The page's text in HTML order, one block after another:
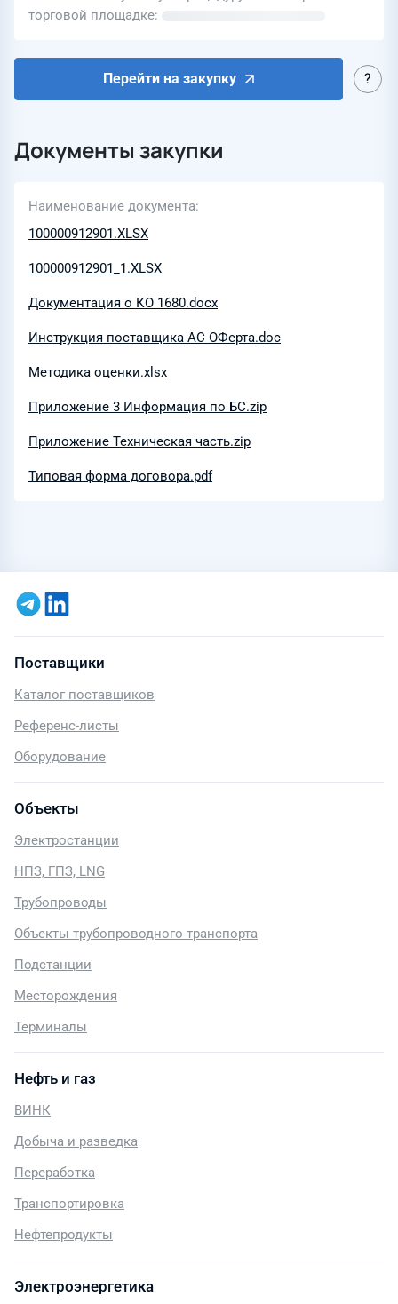
торговой площадке
Перейти на закупку
Документы закупки
Наименование документа
100000912901.XLSX
100000912901_1.XLSX
Документация о КО 1680.docx
Инструкция поставщика АС ОФерта.doc
Методика оценки.xlsx
Приложение 3 Информация по БС.zip
Приложение Техническая часть.zip
Типовая форма договора.pdf
Поставщики
Каталог поставщиков
Референс-листы
Оборудование
Объекты
Электростанции
НПЗ, ГПЗ, LNG
Трубопроводы
Объекты трубопроводного транспорта
Подстанции
Месторождения
Терминалы
Нефть и газ
ВИНК
Добыча и разведка
Переработка
Транспортировка
Нефтепродукты
Электроэнергетика